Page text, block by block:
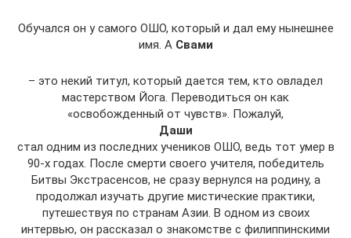
Обучался он у самого ОШО, который и дал ему нынешнее
имя. А Свами
– это некий титул, который дается тем, кто овладел
мастерством Йога. Переводиться он как
«освобожденный от чувств». Пожалуй,
Даши
стал одним из последних учеников ОШО, ведь тот умер в
90-х годах. После смерти своего учителя, победитель
Битвы Экстрасенсов, не сразу вернулся на родину, а
продолжал изучать другие мистические практики,
путешествуя по странам Азии. В одном из своих
интервью, он рассказал о знакомстве с филиппинскими